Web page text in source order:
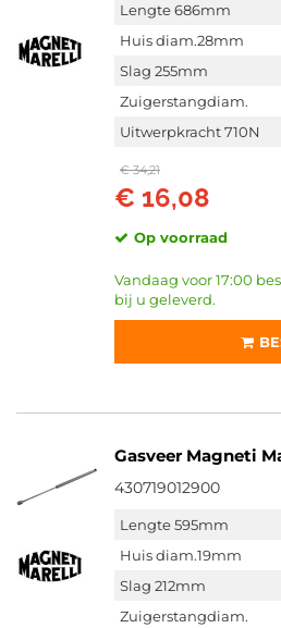
Lengte 686mm
Huis diam.28mm
Slag 255mm
Zuigerstangdiam.
Uitwerpkracht 710N
€ 34,21
€ 16,08
Op voorraad
Vandaag voor 17:00
bij u geleverd.
Gasveer Magneti
430719012900
Lengte 595mm
Huis diam.19mm
Slag 212mm
Zuigerstangdiam.